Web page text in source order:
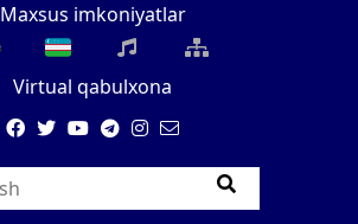
Maxsus imkoniyatlar
Virtual qabulxona